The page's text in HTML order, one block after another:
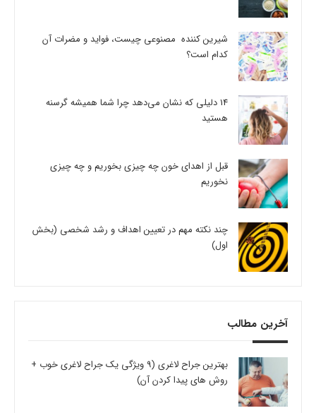
شیرین کننده مصنوعی چیست، فواید و مضرات آن
کدام است؟
14 دلیلی که نشان می‌دهد چرا شما همیشه گرسنه
هستید
قبل از اهدای خون چه چیزی بخوریم و چه چیزی
نخوریم
چند نکته مهم در تعیین اهداف و رشد شخصی (بخش
اول)
آخرین مطالب
بهترین جراح لاغری (9 ویژگی یک جراح لاغری خوب +
روش های پیدا کردن آن)